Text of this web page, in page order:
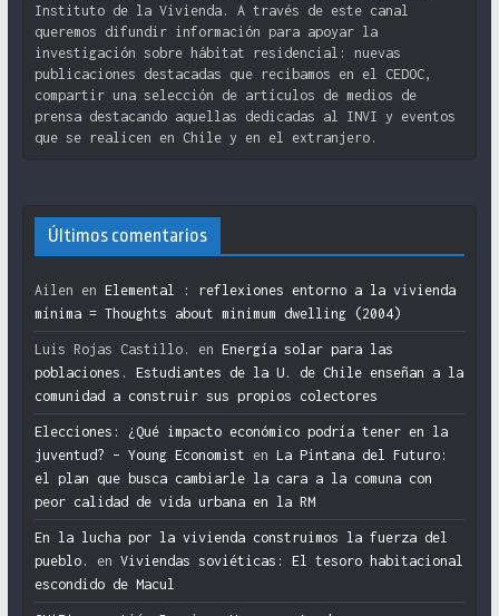
Instituto de la Vivienda. A través de este canal
queremos difundir información para apoyar la
investigación sobre hábitat residencial: nuevas
publicaciones destacadas que recibamos en el CEDOC,
compartir una selección de artículos de medios de
prensa destacando aquellas dedicadas al INVI y eventos
que se realicen en Chile y en el extranjero.
Últimos comentarios
Ailen en Elemental : reflexiones entorno a la vivienda
mínima = Thoughts about minimum dwelling (2004)
Luis Rojas Castillo. en Energía solar para las
poblaciones. Estudiantes de la U. de Chile enseñan a la
comunidad a construir sus propios colectores
Elecciones: ¿Qué impacto económico podría tener en la
juventud? – Young Economist en La Pintana del Futuro:
el plan que busca cambiarle la cara a la comuna con
peor calidad de vida urbana en la RM
En la lucha por la vivienda construimos la fuerza del
pueblo.
en Viviendas soviéticas: El tesoro habitacional
escondido de Macul